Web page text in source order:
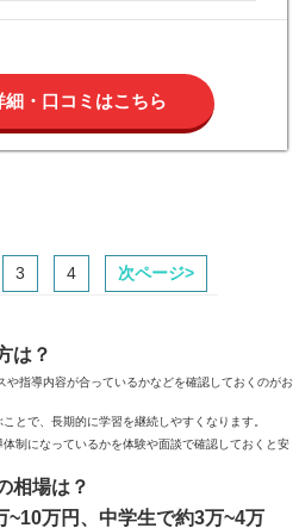
・口コミはこちら
3 4 次ページ>
は？
指導内容が合っているかなどを確認しておくのがお
とで、長期的に学習を継続しやすくなります。
制になっているかを体験や面談で確認しておくと安
相場は？
~10万円、中学生で約3万~4万